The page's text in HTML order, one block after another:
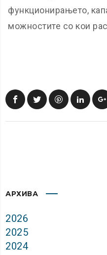
функционирањето,
можностите со кои
АРХИВА
2026
2025
2024